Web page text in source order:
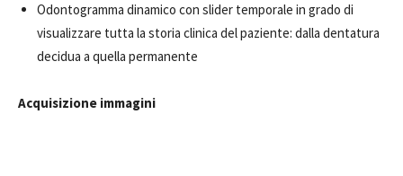
Odontogramma dinamico con slider temporale in grado di
visualizzare tutta la storia clinica del paziente: dalla dentatura
decidua a quella permanente
Acquisizione immagini